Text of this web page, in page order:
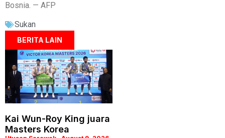
Bosnia. — AFP
Sukan
BERITA LAIN
Kai Wun-Roy King juara
Masters Korea